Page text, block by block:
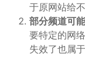
于原网站给不
部分频道可
要特定的网
失效了也属